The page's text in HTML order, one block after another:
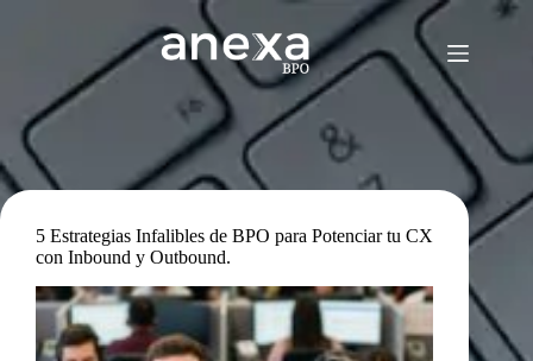
5 Estrategias Infalibles de BPO para Potenciar tu CX
con Inbound y Outbound.